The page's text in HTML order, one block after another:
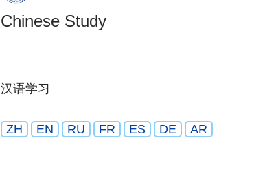
Chinese Study
汉语学习
ZH EN RU FR ES DE AR